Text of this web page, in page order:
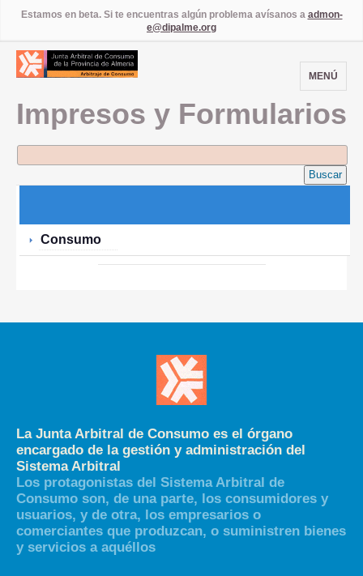
Estamos en beta. Si te encuentras algún problema avísanos a admon-
e@dipalme.org
MENÚ
Impresos y Formularios
Buscar
Consumo
La Junta Arbitral de Consumo es el órgano
encargado de la gestión y administración del
Sistema Arbitral
Los protagonistas del Sistema Arbitral de
Consumo son, de una parte, los consumidores y
usuarios, y de otra, los empresarios o
comerciantes que produzcan, o suministren bienes
y servicios a aquéllos